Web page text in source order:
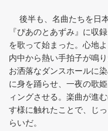
後半も、名曲たちを日
『ぴあのとあずみ』に収
を歌って始まった。心地
内中から熱い手拍子が鳴
お洒落なダンスホールに
に身を踊らせ、一夜の歌
ィングさせる。楽曲が進
す様に触れたことで、じ
らいだ。